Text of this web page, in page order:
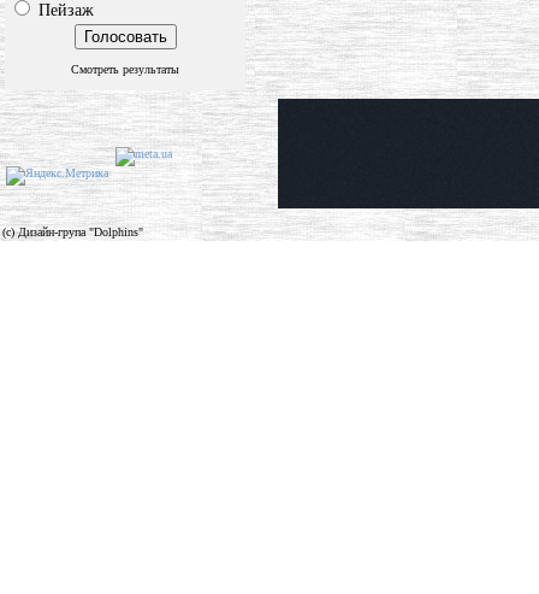
Пейзаж
Смотреть результаты
(c) Дизайн-група "Dolphins"